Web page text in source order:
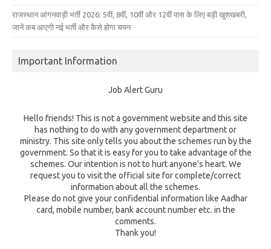
राजस्थान आंगनवाड़ी भर्ती 2026: 5वीं, 8वीं, 10वीं और 12वीं पास के लिए बड़ी खुशखबरी,
जानें कब आएगी नई भर्ती और कैसे होगा चयन
Important Information
Job Alert Guru
Hello friends! This is not a government website and this site
has nothing to do with any government department or
ministry. This site only tells you about the schemes run by the
government. So that it is easy for you to take advantage of the
schemes. Our intention is not to hurt anyone's heart. We
request you to visit the official site for complete/correct
information about all the schemes.
Please do not give your confidential information like Aadhar
card, mobile number, bank account number etc. in the
comments.
Thank you!